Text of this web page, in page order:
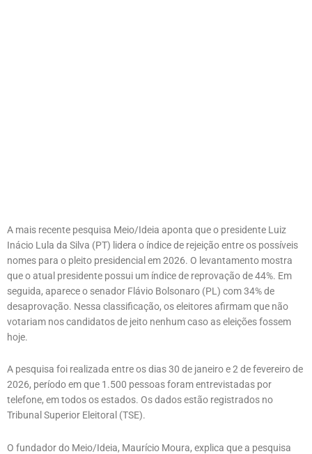
A mais recente pesquisa Meio/Ideia aponta que o presidente Luiz
Inácio Lula da Silva (PT) lidera o índice de rejeição entre os possíveis
nomes para o pleito presidencial em 2026. O levantamento mostra
que o atual presidente possui um índice de reprovação de 44%. Em
seguida, aparece o senador Flávio Bolsonaro (PL) com 34% de
desaprovação. Nessa classificação, os eleitores afirmam que não
votariam nos candidatos de jeito nenhum caso as eleições fossem
hoje.
A pesquisa foi realizada entre os dias 30 de janeiro e 2 de fevereiro de
2026, período em que 1.500 pessoas foram entrevistadas por
telefone, em todos os estados. Os dados estão registrados no
Tribunal Superior Eleitoral (TSE).
O fundador do Meio/Ideia, Maurício Moura, explica que a pesquisa